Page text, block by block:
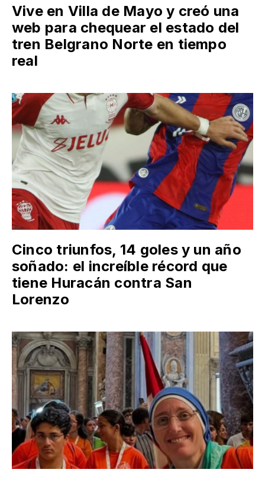
Vive en Villa de Mayo y creó una
web para chequear el estado del
tren Belgrano Norte en tiempo
real
Cinco triunfos, 14 goles y un año
soñado: el increíble récord que
tiene Huracán contra San
Lorenzo